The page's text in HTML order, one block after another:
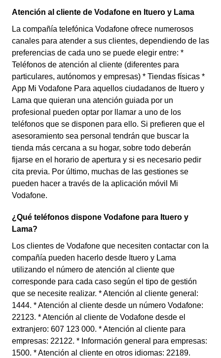
Atención al cliente de Vodafone en Ituero y Lama
La compañía telefónica Vodafone ofrece numerosos
canales para atender a sus clientes, dependiendo de las
preferencias de cada uno se puede elegir entre: *
Teléfonos de atención al cliente (diferentes para
particulares, autónomos y empresas) * Tiendas físicas *
App Mi Vodafone Para aquellos ciudadanos de Ituero y
Lama que quieran una atención guiada por un
profesional pueden optar por llamar a uno de los
teléfonos que se disponen para ello. Si prefieren que el
asesoramiento sea personal tendrán que buscar la
tienda más cercana a su hogar, sobre todo deberán
fijarse en el horario de apertura y si es necesario pedir
cita previa. Por último, muchas de las gestiones se
pueden hacer a través de la aplicación móvil Mi
Vodafone.
¿Qué teléfonos dispone Vodafone para Ituero y
Lama?
Los clientes de Vodafone que necesiten contactar con la
compañía pueden hacerlo desde Ituero y Lama
utilizando el número de atención al cliente que
corresponde para cada caso según el tipo de gestión
que se necesite realizar. * Atención al cliente general:
1444. * Atención al cliente desde un número Vodafone:
22123. * Atención al cliente de Vodafone desde el
extranjero: 607 123 000. * Atención al cliente para
empresas: 22122. * Información general para empresas:
1500. * Atención al cliente en otros idiomas: 22189.